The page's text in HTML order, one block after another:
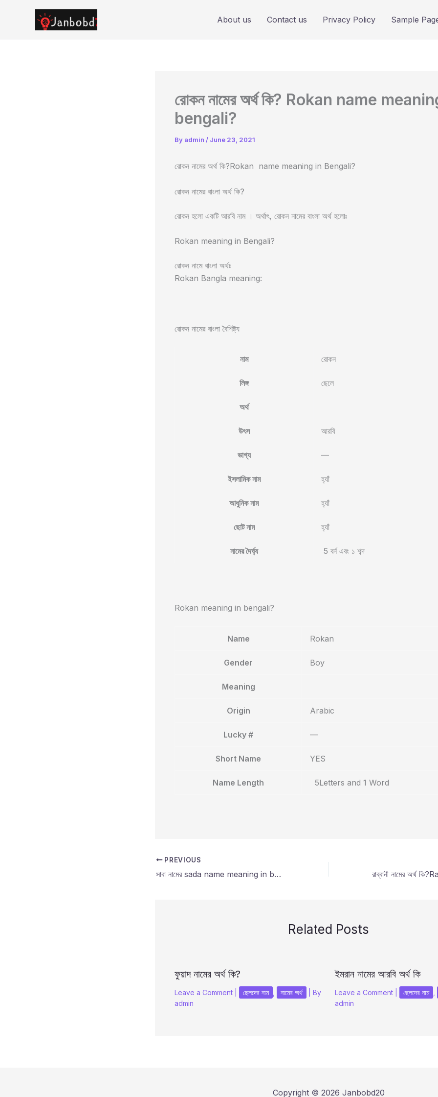
About us Contact us Privacy Policy Sample
রোকন নামের অর্থ কি? Rokan name
bengali?
By admin / June 23, 2021
রোকন নামের অর্থ কি?Rokan name meaning in Bengali?
রোকন নামের বাংলা অর্থ কি?
রোকন হলো একটি আরবি নাম । অর্থাৎ, রোকন নামের বাংলা অর্থ হলোঃ
Rokan meaning in Bengali?
রোকন নামে বাংলা অর্থঃ
Rokan Bangla meaning:
রোকন নামের বাংলা বৈশিষ্ট্য
নাম রোকন
লিঙ্গ ছেলে
অর্থ
উৎস আরবি
ভাগ্য —
ইসলামিক নাম হ্যাঁ
আধুনিক নাম হ্যাঁ
ছোট নাম হ্যাঁ
নামের দৈর্ঘ্য 5 বর্ন এবং ১ শব্দ
Rokan meaning in bengali?
Name Rokan
Gender Boy
Meaning
Origin Arabic
Lucky # —
Short Name YES
Name Length 5Letters and 1 Word
PREVIOUS
সাবা নামের sada name meaning in bengali?
Related Posts
ফুয়াদ নামের অর্থ কি?
Leave a Comment ছেলদের নাম নামের অর্থ
| By
admin
ইমরান নামের আরবি অর্থ কি
Leave a Comment ছেলদের নাম
admin
Copyright © 2026 Janbobd20